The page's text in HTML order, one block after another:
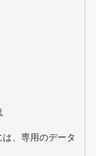
、専用のデータ